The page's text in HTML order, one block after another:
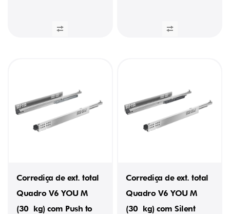
Corrediça de ext. total
Quadro V6 YOU M
(30 kg) com Push to
Corrediça de ext. total
Quadro V6 YOU M
(30 kg) com Silent